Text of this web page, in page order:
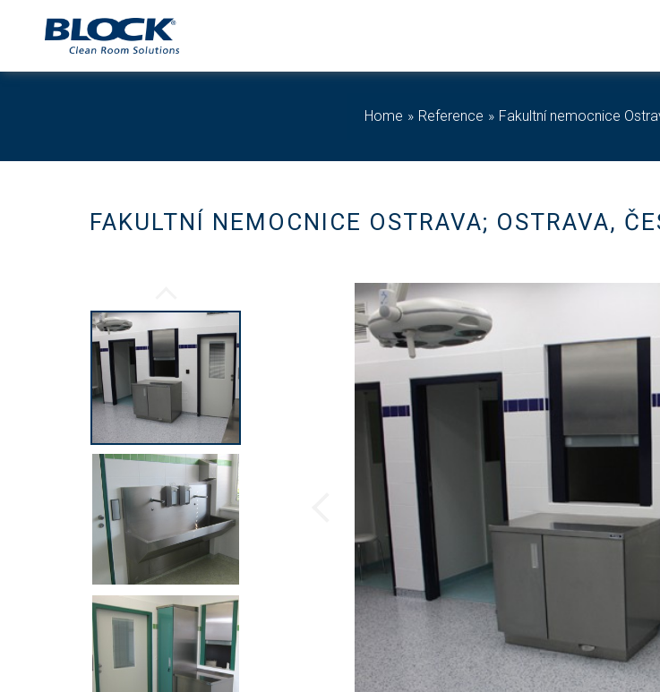
Home Reference Fakultní nemocnice
FAKULTNÍ NEMOCNICE OSTRAVA; OSTRAVA,